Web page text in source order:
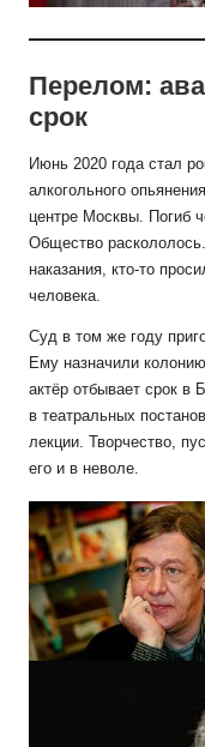
Перелом:
срок
Июнь 2020 года стал
алкогольного
центре Москвы. Погиб
Общество
наказания, кто-то
человека.
Суд в том же году
Ему назначили
актёр отбывает срок в
в театральных
лекции. Творчество,
его и в неволе.